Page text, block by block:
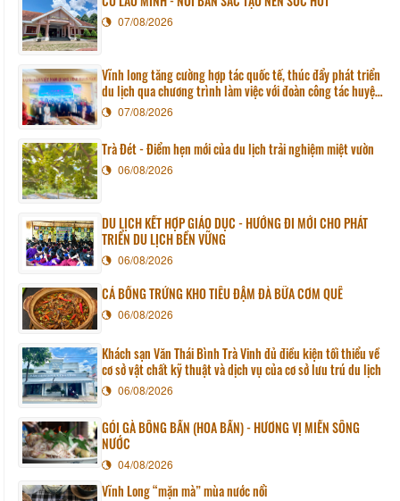
07/08/2026
Vĩnh long tăng cường hợp tác quốc tế, thúc đẩy phát triển
du lịch qua chương trình làm việc với đoàn công tác huyện
Sunchang (Hàn quốc)
07/08/2026
Trà Đét - Điểm hẹn mới của du lịch trải nghiệm miệt vườn
06/08/2026
DU LỊCH KẾT HỢP GIÁO DỤC - HƯỚNG ĐI MỚI CHO PHÁT
TRIỂN DU LỊCH BỀN VỮNG
06/08/2026
CÁ BỐNG TRỨNG KHO TIÊU ĐẬM ĐÀ BỮA CƠM QUÊ
06/08/2026
Khách sạn Văn Thái Bình Trà Vinh đủ điều kiện tối thiểu về
cơ sở vật chất kỹ thuật và dịch vụ của cơ sở lưu trú du lịch
06/08/2026
GỎI GÀ BÔNG BẦN (HOA BẦN) - HƯƠNG VỊ MIỀN SÔNG
NƯỚC
04/08/2026
Vĩnh Long “mặn mà” mùa nước nổi